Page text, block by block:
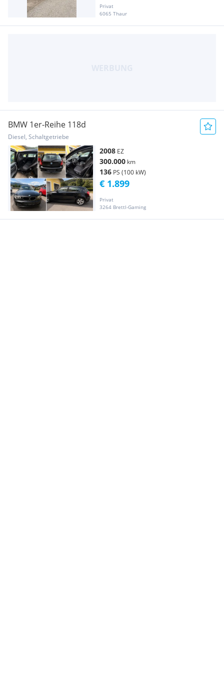
Privat
6065 Thaur
BMW 1er-Reihe 118d
Diesel, Schaltgetriebe
2008 EZ
300.000 km
136 PS (100 kW)
Privat
3264 Brettl-Gaming
€ 1.899